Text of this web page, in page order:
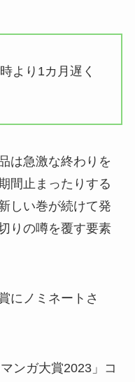
より1カ月遅く
は急激な終わりを
間止まったりする
しい巻が続けて発
りの噂を覆す要素
にノミネートさ
ンガ大賞2023」コ